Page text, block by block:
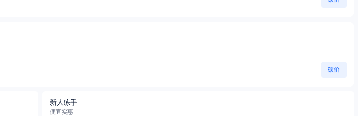
新人练手
便宜实惠